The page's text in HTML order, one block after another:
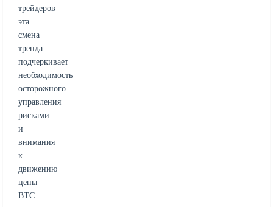
трейдеров
эта
смена
тренда
подчеркивает
необходимость
осторожного
управления
рисками
и
внимания
к
движению
цены
BTC